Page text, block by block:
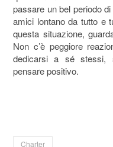
passare un bel periodo
amici lontano da tutto e
questa situazione,
Non c’è peggiore
dedicarsi a sé stessi,
pensare positivo.
Charter